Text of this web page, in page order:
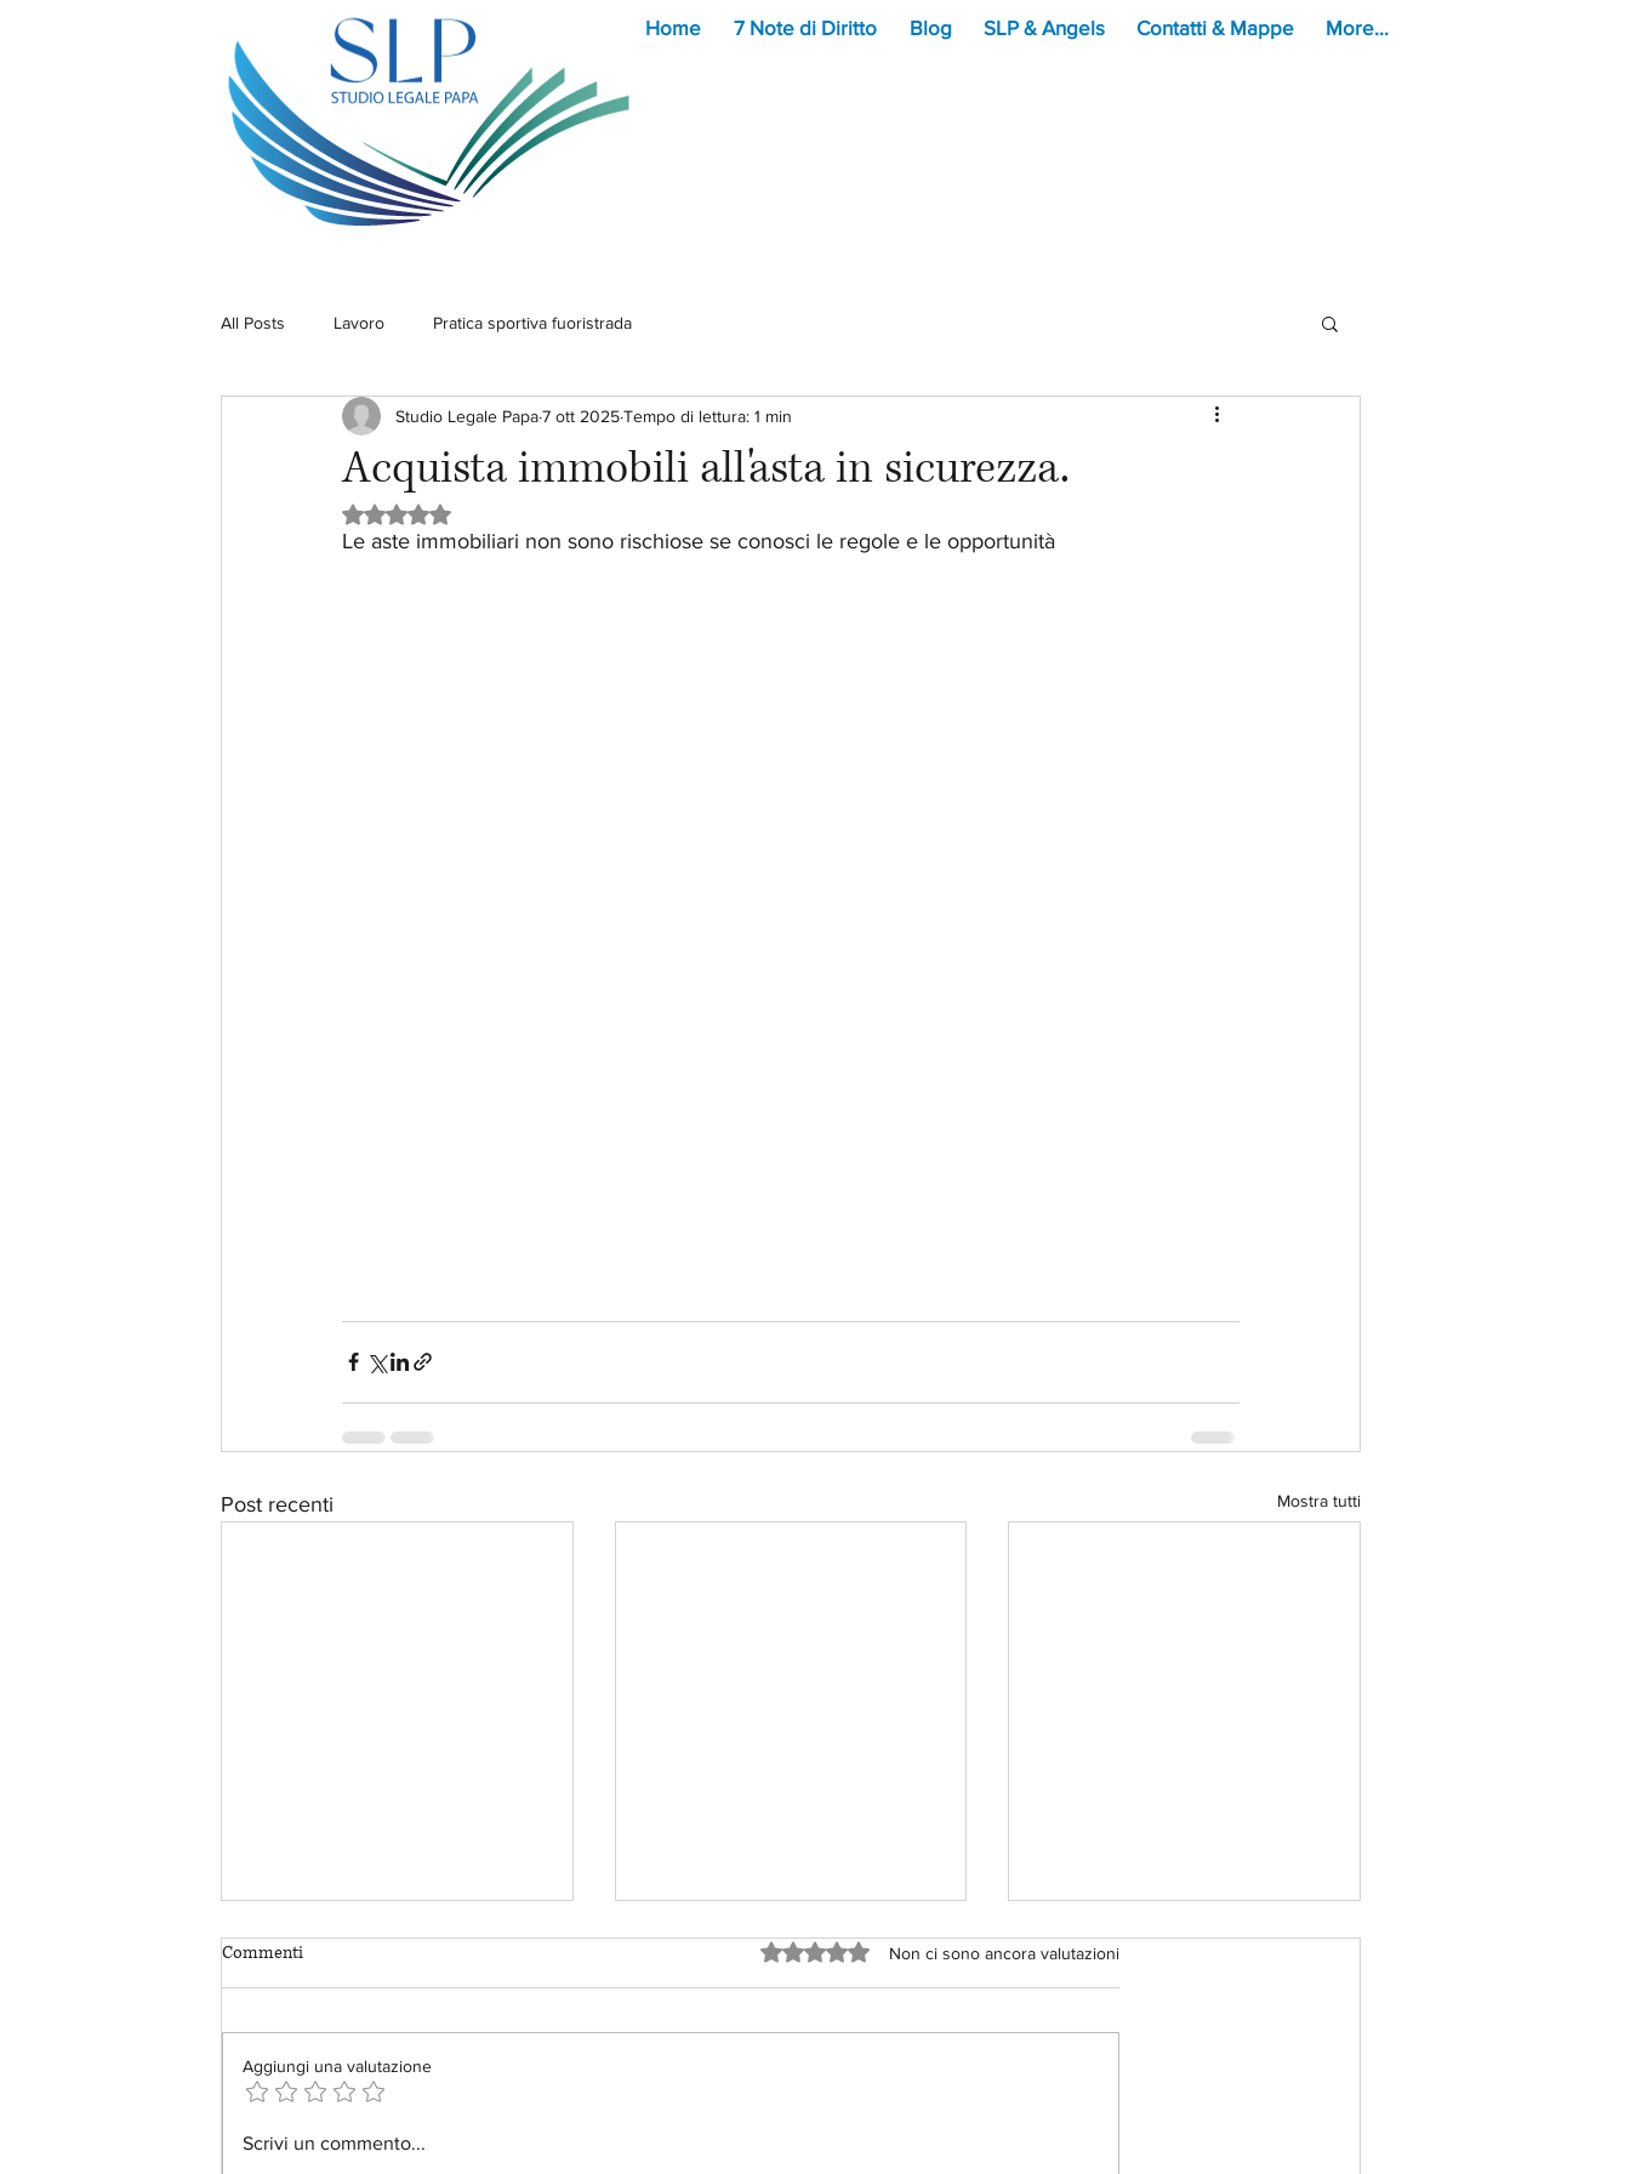
Home 7 Note di Diritto Blog SLP & Angels Contatti & Mappe More...
All Posts Lavoro Pratica sportiva fuoristrada
Acquista immobili all'asta in sicurezza.
Studio Legale Papa7 ott 2025Tempo di lettura: 1 min
Valutazione NaN stelle su 5.
Le aste immobiliari non sono rischiose se conosci le regole e le opportunità
Post recenti Mostra tutti
Il rischio della memoria digitale.
Commenti Valutazione 0 stelle su 5.Non ci sono ancora valutazioni
Aggiungi una valutazione
Scrivi un commento...